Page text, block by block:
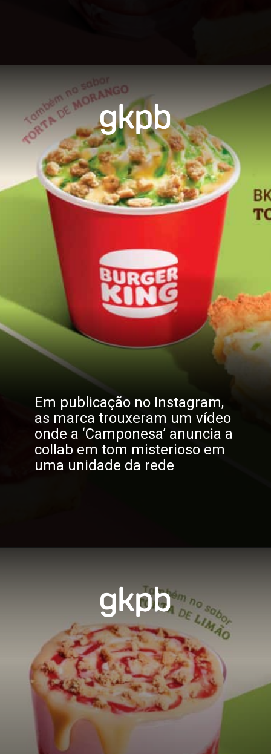
Em publicação no Instagram,
as marca trouxeram um vídeo
onde a ‘Camponesa’ anuncia a
collab em tom misterioso em
uma unidade da rede